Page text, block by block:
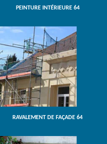
PEINTURE INTÉRIEURE 64
RAVALEMENT DE FAÇADE 64